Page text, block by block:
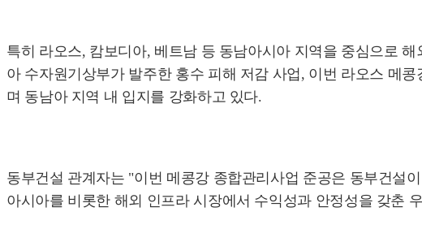
특히 라오스, 캄보디아, 베트남 등 동남아시아 지역을 중심으로
아 수자원기상부가 발주한 홍수 피해 저감 사업, 이번 라오스 메
며 동남아 지역 내 입지를 강화하고 있다.
동부건설 관계자는 "이번 메콩강 종합관리사업 준공은 동부건설
아시아를 비롯한 해외 인프라 시장에서 수익성과 안정성을 갖춘